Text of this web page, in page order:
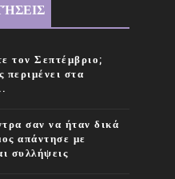
τον Σεπτέμβριο;
περιμένει στα
σαν να ήταν δικά
απάντησε με
συλλήψεις